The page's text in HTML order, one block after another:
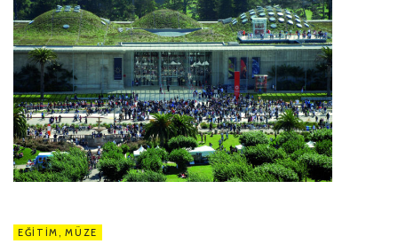
EĞITIM ,MÜZE